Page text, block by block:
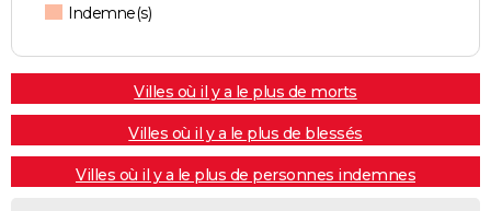
Indemne(s)
Villes où il y a le plus de morts
Villes où il y a le plus de blessés
Villes où il y a le plus de personnes indemnes